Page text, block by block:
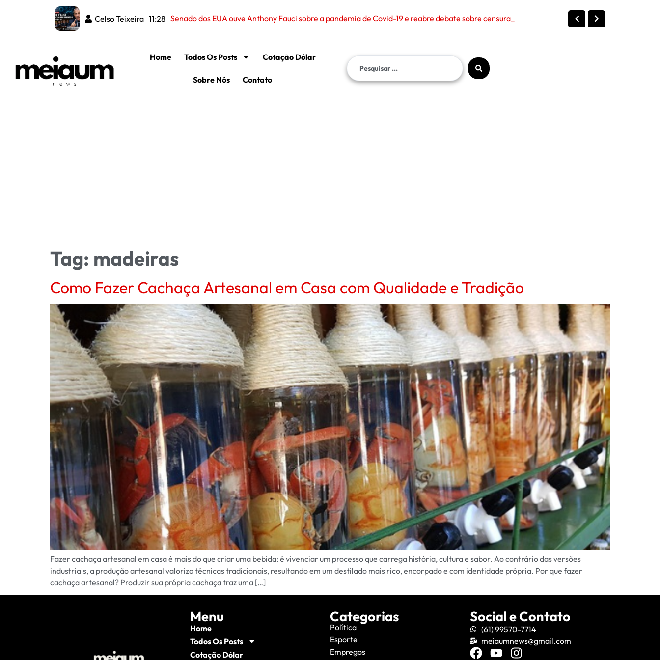
Celso Teixeira 11:28 Senado dos EUA ouve Anthony Fauci sobre a pandemia de Covid-19 e reabre debate sobre censura, políticas públi
Home Todos Os Posts Cotação Dólar
Sobre Nós Contato
Tag: madeiras
Como Fazer Cachaça Artesanal em Casa com Qualidade e Tradição
Fazer cachaça artesanal em casa é mais do que criar uma bebida: é vivenciar um processo que carrega história, cultura e sabor. Ao contrário das versões
industriais, a produção artesanal valoriza técnicas tradicionais, resultando em um destilado mais rico, encorpado e com identidade própria. Por que fazer
cachaça artesanal? Produzir sua própria cachaça traz uma […]
Menu
Home
Todos Os Posts
Cotação Dólar
Categorias
Política
Esporte
Empregos
Social e Contato
(61) 99570-7714
meiaumnews@gmail.com